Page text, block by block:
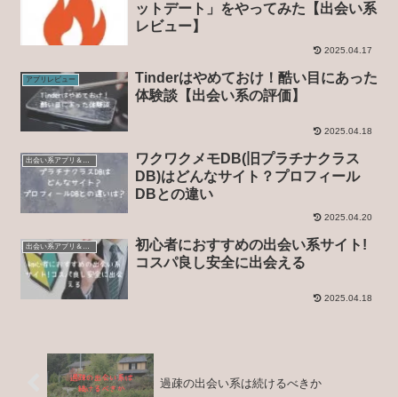
ットデート」をやってみた【出会い系
レビュー】
2025.04.17
アプリレビュー
Tinderはやめておけ！酷い目にあった
体験談【出会い系の評価】
2025.04.18
ワクワクメモDB(旧プラチナクラス
DB)はどんなサイト？プロフィール
DBとの違い
2025.04.20
出会い系アプリ＆サイト
初心者におすすめの出会い系サイト!
コスパ良し安全に出会える
2025.04.18
過疎の出会い系は続けるべきか